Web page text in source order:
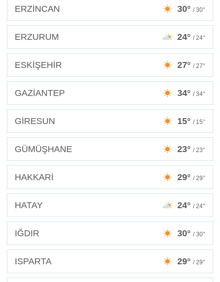
ERZİNCAN 30° / 30°
ERZURUM 24° / 24°
ESKİŞEHİR 27° / 27°
GAZİANTEP 34° / 34°
GİRESUN 15° / 15°
GÜMÜŞHANE 23° / 23°
HAKKARİ 29° / 29°
HATAY 24° / 24°
IĞDIR 30° / 30°
ISPARTA 29° / 29°